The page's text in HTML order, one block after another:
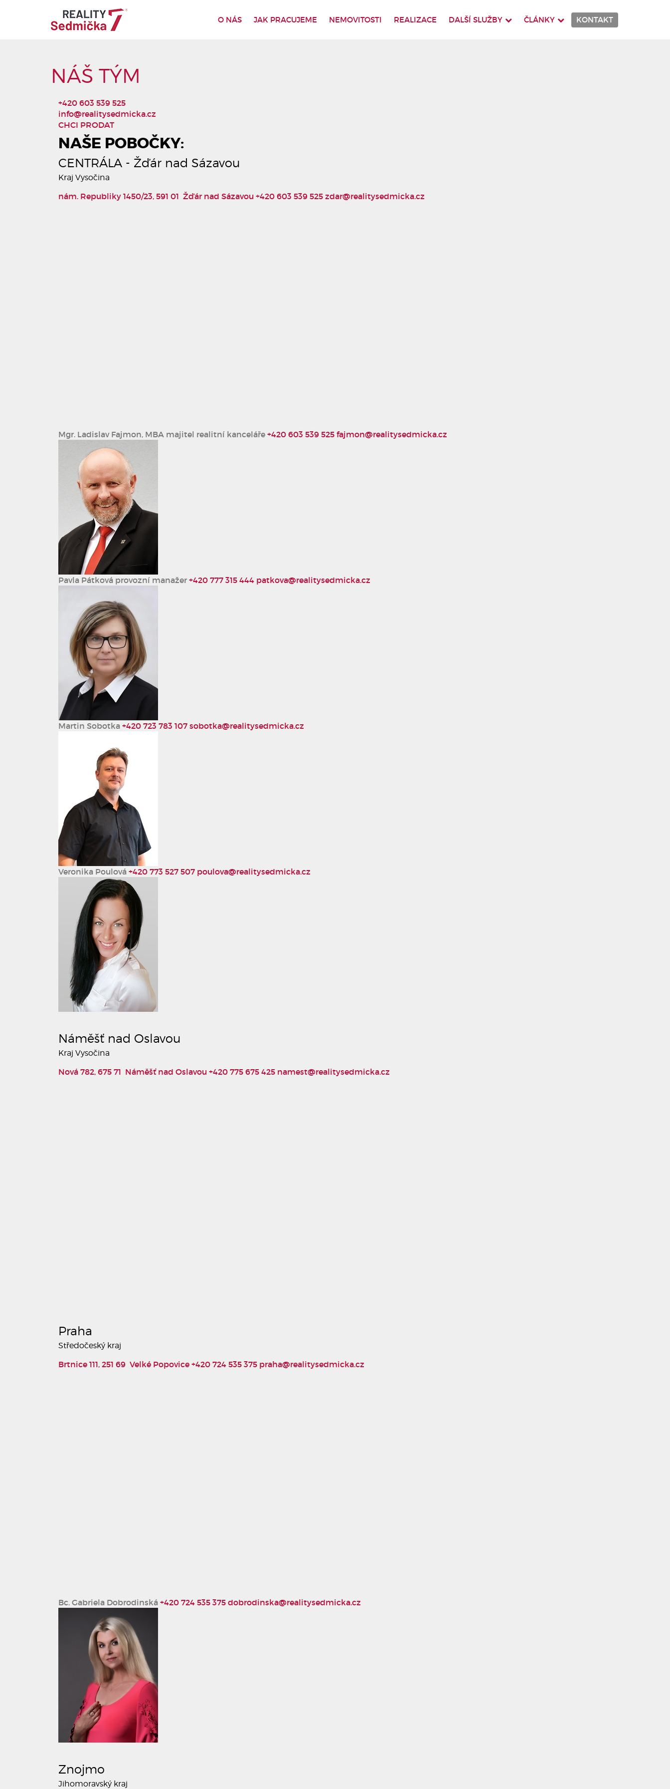
O NÁS JAK PRACUJEME NEMOVITOSTI REALIZACE DALŠÍ SLUŽBY ČLÁNKY KONTAKT
NÁŠ TÝM
+420 603 539 525
info@realitysedmicka.cz
CHCI PRODAT
NAŠE POBOČKY:
CENTRÁLA - Žďár nad Sázavou
Kraj Vysočina
nám. Republiky 1450/23, 591 01 Žďár nad Sázavou +420 603 539 525 zdar@realitysedmicka.cz
Mgr. Ladislav Fajmon, MBA majitel realitní kanceláře +420 603 539 525 fajmon@realitysedmicka.cz
Pavla Pátková provozní manažer +420 777 315 444 patkova@realitysedmicka.cz
Martin Sobotka +420 723 783 107 sobotka@realitysedmicka.cz
Veronika Poulová +420 773 527 507 poulova@realitysedmicka.cz
Náměšť nad Oslavou
Kraj Vysočina
Nová 782, 675 71 Náměšť nad Oslavou +420 775 675 425 namest@realitysedmicka.cz
Praha
Středočeský kraj
Brtnice 111, 251 69 Velké Popovice +420 724 535 375 praha@realitysedmicka.cz
Bc. Gabriela Dobrodinská +420 724 535 375 dobrodinska@realitysedmicka.cz
Znojmo
Jihomoravský kraj